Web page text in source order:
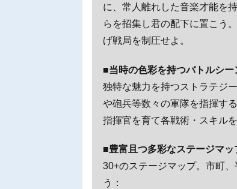
に、常人離れした音楽才能を
らを招集し君の配下に置こう
げ戦局を制圧せよ。
■当時の色彩を持つバトルシー
独特な魅力を持つストラテジ
や砲兵等数々の軍隊を指揮す
指揮官を育て各戦術・スキル
■豊富且つ多彩なステージマッ
30+のステージマップ。市町
う：